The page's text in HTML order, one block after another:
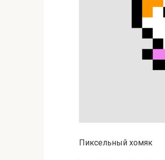
Пиксельный хомяк